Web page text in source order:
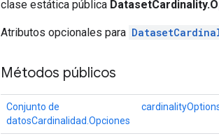
clase estática pública
Atributos opcionales para
Métodos públicos
Conjunto de
datosCardinalidad.Opciones